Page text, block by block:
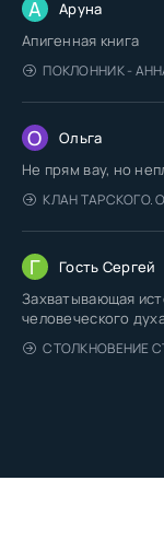
А Аруна
Апигенная книга
ПОКЛОННИК -
О Ольга
Не прям вау, но
КЛАН ТАРСКОГО.
Г Гость Сергей
Захватывающая
человеческого
СТОЛКНОВЕНИЕ